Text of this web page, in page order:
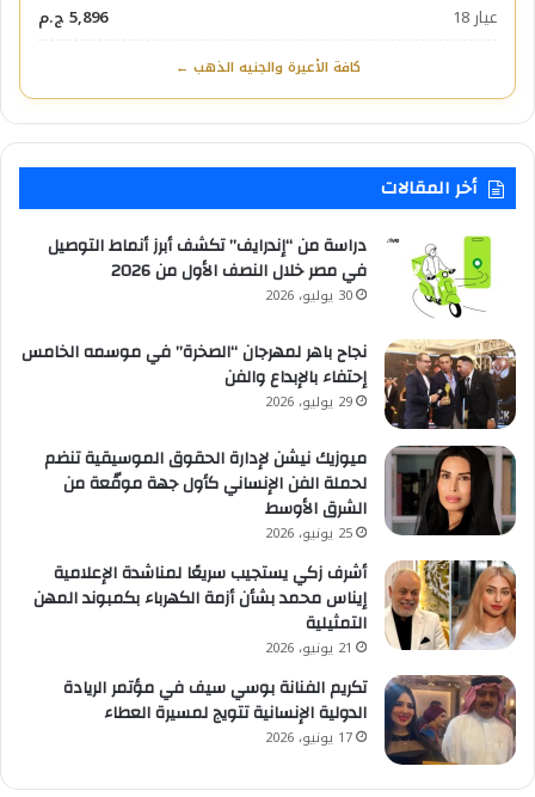
عيار 18
5,896 ج.م
كافة الأعيرة والجنيه الذهب ←
أخر المقالات
دراسة من “إندرايف” تكشف أبرز أنماط التوصيل
في مصر خلال النصف الأول من 2026
30 يوليو، 2026
نجاح باهر لمهرجان “الصخرة” في موسمه الخامس
إحتفاء بالإبداع والفن
29 يوليو، 2026
ميوزيك نيشن لإدارة الحقوق الموسيقية تنضم
لحملة الفن الإنساني كأول جهة موقّعة من
الشرق الأوسط
25 يونيو، 2026
أشرف زكي يستجيب سريعًا لمناشدة الإعلامية
إيناس محمد بشأن أزمة الكهرباء بكمبوند المهن
التمثيلية
21 يونيو، 2026
تكريم الفنانة بوسي سيف في مؤتمر الريادة
الدولية الإنسانية تتويج لمسيرة العطاء
17 يونيو، 2026